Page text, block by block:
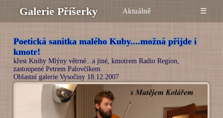
Galerie Příšerky Aktuálně ☰
Poetická sanitka malého Kuby....možná přijde i
kmotr!
křest Knihy Mlýny větrné...a jiné, kmotrem Radio Region,
zastoupené Petrem Palovčíkem
Oblastní galerie Vysočiny 18.12.2007